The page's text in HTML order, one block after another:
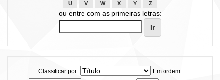
U
V W X Y Z
ou entre com as primeiras letras:
Classificar por:
Em ordem: